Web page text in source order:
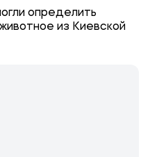
определить
из Киевской